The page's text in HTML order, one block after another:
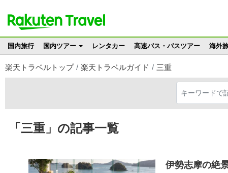
国内旅行 国内ツアー レンタカー 高速バス・バスツアー 海外
楽天トラベルトップ 楽天トラベルガイド 三重
「三重」の記事一覧
伊勢志摩の絶